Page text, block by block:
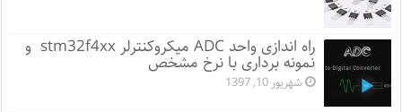
راه اندازی واحد ADC میکروکنترلر stm32f4xx و
نمونه برداری با نرخ مشخص
شهریور 10, 1397